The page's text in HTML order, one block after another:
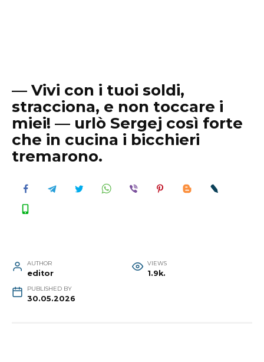
— Vivi con i tuoi soldi,
stracciona, e non toccare i
miei! — urlò Sergej così forte
che in cucina i bicchieri
tremarono.
AUTHOR
editor
VIEWS
1.9k.
PUBLISHED BY
30.05.2026